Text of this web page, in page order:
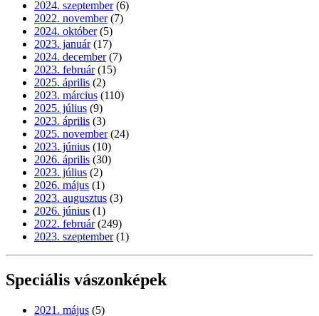
2024. szeptember (6)
2022. november (7)
2024. október (5)
2023. január (17)
2024. december (7)
2023. február (15)
2025. április (2)
2023. március (110)
2025. július (9)
2023. április (3)
2025. november (24)
2023. június (10)
2026. április (30)
2023. július (2)
2026. május (1)
2023. augusztus (3)
2026. június (1)
2022. február (249)
2023. szeptember (1)
Speciális vászonképek
2021. május (5)